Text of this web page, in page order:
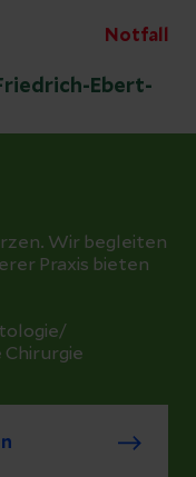
Notfall
Ebert-
Wir begleiten
Praxis bieten
Chirurgie